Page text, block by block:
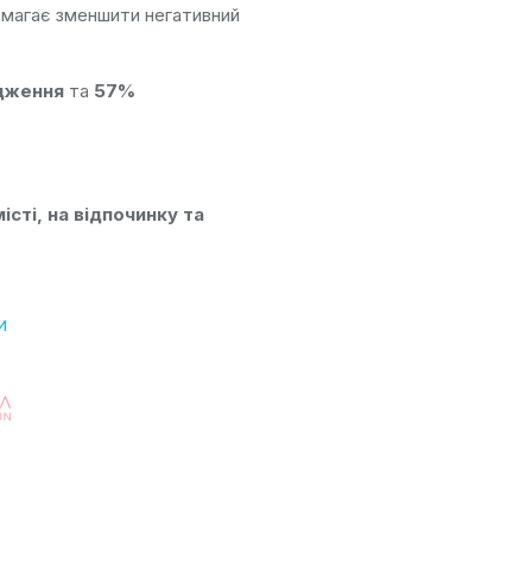
зменшити негативний
та 57%
на відпочинку та